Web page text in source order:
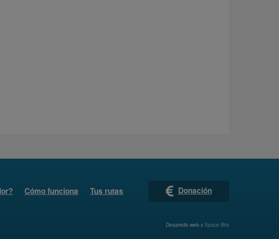
Cómo funciona Tus rutas Donación
Desarrollo web x Space Bits